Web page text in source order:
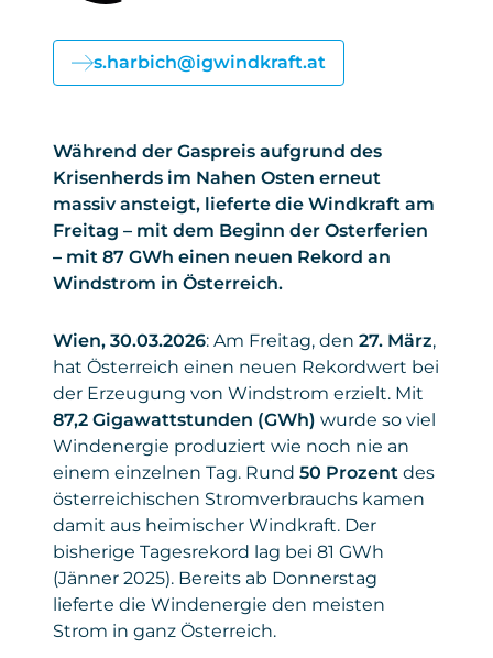
s.harbich@igwindkraft.at
Während der Gaspreis aufgrund des
Krisenherds im Nahen Osten erneut
massiv ansteigt, lieferte die Windkraft am
Freitag – mit dem Beginn der Osterferien
– mit 87 GWh einen neuen Rekord an
Windstrom in Österreich.
Wien, 30.03.2026: Am Freitag, den 27. März,
hat Österreich einen neuen Rekordwert bei
der Erzeugung von Windstrom erzielt. Mit
87,2 Gigawattstunden (GWh) wurde so viel
Windenergie produziert wie noch nie an
einem einzelnen Tag. Rund 50 Prozent des
österreichischen Stromverbrauchs kamen
damit aus heimischer Windkraft. Der
bisherige Tagesrekord lag bei 81 GWh
(Jänner 2025). Bereits ab Donnerstag
lieferte die Windenergie den meisten
Strom in ganz Österreich.